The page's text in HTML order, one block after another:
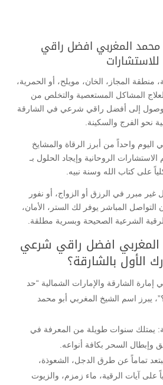
محمد المغربي افضل راقي
المجاز، الخان، مويلح، أو الحمرية،
المشاكل المستعصية والتخلص من
الوصول إلى أفضل راقي شرعي في الشارقة
نحو الفرج والسكينة.
اليوم واحداً من أبرز الرقاة والمشايخ
الروحانية وإيجاد الحلول بـ
على كتاب الله وسنة نبيه.
مبرر في الرزق أو الزواج، أو نفور
المباشر يوفر لك الستر، الأمان،
الرقية الشرعية الصحيحة وبسرية مطلقة.
المغربي افضل راقي شرعي
الأول بالشارقة؟
إمارة الشارقة والإمارات الشمالية “حد
يبرز اسم الشيخ المغربي أبو محمد
يمتلك سنوات طويلة من المعرفة في
السحر بكافة أنواعه.
يبتعد تماماً عن طرق الدجل، الشعوذة،
على آيات الرقية، ماء زمزم، والزيوت